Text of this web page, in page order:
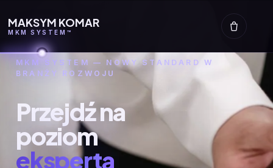
MAKSYM KOMAR
MKM SYSTEM™
MKM SYSTEM — NOWY STANDARD W
BRANŻY ROZWOJU
Przejdź na
poziom
eksperta